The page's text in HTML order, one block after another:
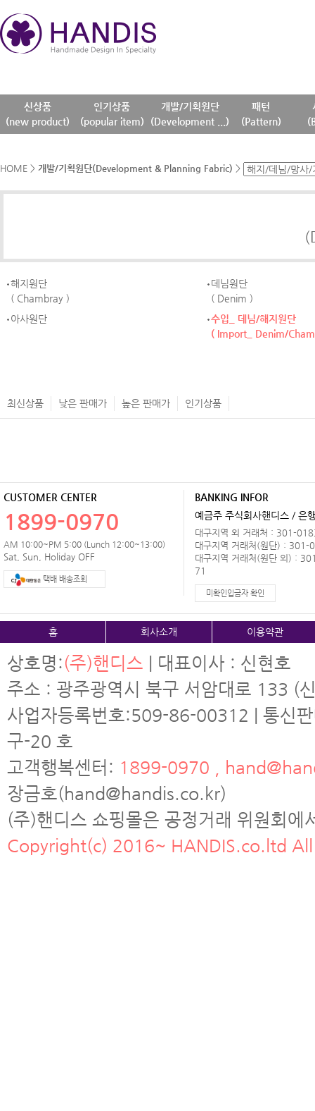
신상품
(new product)
인기상품
(popular item)
개발/기획원단
(Development ...)
패턴
(Pattern)
HOME > 개발/기획원단(Development & Planning Fabric) >
해지원단
( Chambray )
데님원단
( Denim )
아사원단
수입_ 데님/해지원단
( Import_ Denim/
최신상품 낮은 판매가 높은 판매가 인기상품
CUSTOMER CENTER
1899-0970
AM 10:00~PM 5:00 (Lunch 12:00~13:00)
Sat, Sun, Holiday OFF
택배 배송조회
BANKING INFOR
예금주 주식회사핸디스 / 은
대구지역 외 거래처 : 301-
대구지역 거래처(원단) :
대구지역 거래처(원단 외) :
71
미확인입금자 확인
홈 회사소개 이용약관
상호명:(주)핸디스 | 대표이사 : 신현호
주소 : 광주광역시 북구 서암대로 133 (
사업자등록번호:509-86-00312 | 통신
구-20 호
고객행복센터: 1899-0970 ,
장금호(hand@handis.co.kr)
(주)핸디스 쇼핑몰은 공정거래 위원회
Copyright(c) 2016~ HANDIS.co.ltd